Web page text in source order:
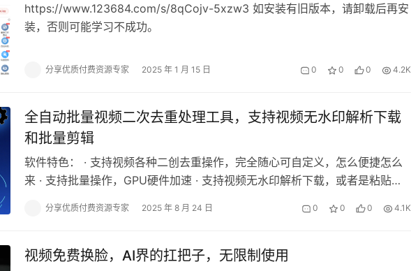
https://www.123684.com/s/8qCojv-5xzw3 如安装有旧版本，请卸载后再安
装，否则可能学习不成功。
分享优质付费资源专家 2025 年 1 月 15 日 0 0 0 4.2K
全自动批量视频二次去重处理工具，支持视频无水印解析下载
和批量剪辑
软件特色： · 支持视频各种二创去重操作，完全随心可自定义，怎么便捷怎么
来 · 支持批量操作，GPU硬件加速 · 支持视频无水印解析下载，或者是粘贴链
分享优质付费资源专家 2025 年 8 月 24 日 0 0 0 4.1K
视频免费换脸，AI界的扛把子，无限制使用